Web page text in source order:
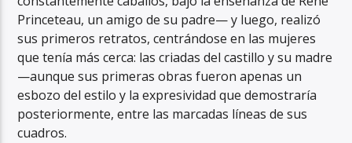
Princeteau, un amigo de su padre— y luego, realizó
sus primeros retratos, centrándose en las mujeres
que tenía más cerca: las criadas del castillo y su madre
—aunque sus primeras obras fueron apenas un
esbozo del estilo y la expresividad que demostraría
posteriormente, entre las marcadas líneas de sus
cuadros.